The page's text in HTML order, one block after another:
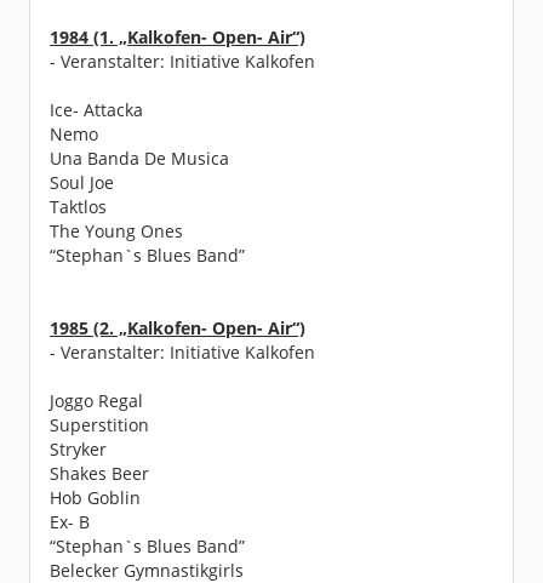
1984 (1. „Kalkofen- Open- Air“)
- Veranstalter: Initiative Kalkofen
Ice- Attacka
Nemo
Una Banda De Musica
Soul Joe
Taktlos
The Young Ones
“Stephan`s Blues Band”
1985 (2. „Kalkofen- Open- Air“)
- Veranstalter: Initiative Kalkofen
Joggo Regal
Superstition
Stryker
Shakes Beer
Hob Goblin
Ex- B
“Stephan`s Blues Band”
Belecker Gymnastikgirls